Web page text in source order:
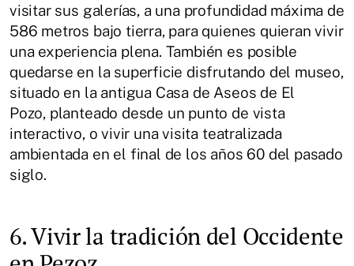
visitar sus galerías, a una profundidad máxima de
586 metros bajo tierra, para quienes quieran vivir
una experiencia plena. También es posible
quedarse en la superficie disfrutando del museo,
situado en la antigua Casa de Aseos de El
Pozo, planteado desde un punto de vista
interactivo, o vivir una visita teatralizada
ambientada en el final de los años 60 del pasado
siglo.
6. Vivir la tradición del Occidente